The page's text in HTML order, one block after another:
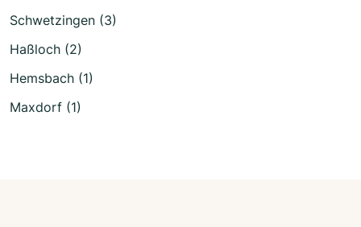
Schwetzingen (3)
Haßloch (2)
Hemsbach (1)
Maxdorf (1)